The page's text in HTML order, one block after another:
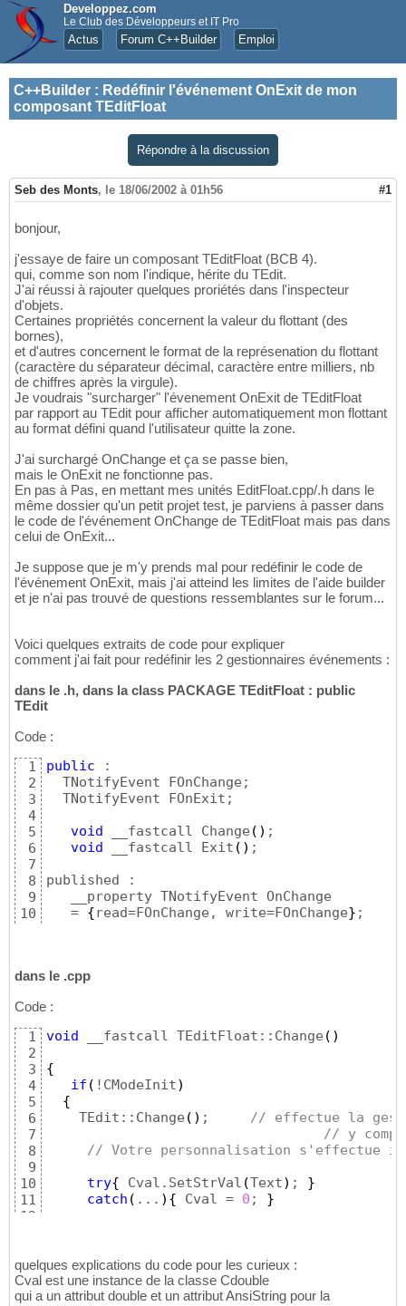
Developpez.com
Le Club des Développeurs et IT Pro
Actus Forum C++Builder Emploi
C++Builder : Redéfinir l'événement OnExit de mon
composant TEditFloat
Répondre à la discussion
Seb des Monts, le 18/06/2002 à 01h56 #1
bonjour,
j'essaye de faire un composant TEditFloat (BCB 4).
qui, comme son nom l'indique, hérite du TEdit.
J'ai réussi à rajouter quelques proriétés dans l'inspecteur
d'objets.
Certaines propriétés concernent la valeur du flottant (des
bornes),
et d'autres concernent le format de la représenation du flottant
(caractère du séparateur décimal, caractère entre milliers, nb
de chiffres après la virgule).
Je voudrais "surcharger" l'évenement OnExit de TEditFloat
par rapport au TEdit pour afficher automatiquement mon flottant
au format défini quand l'utilisateur quitte la zone.
J'ai surchargé OnChange et ça se passe bien,
mais le OnExit ne fonctionne pas.
En pas à Pas, en mettant mes unités EditFloat.cpp/.h dans le
même dossier qu'un petit projet test, je parviens à passer dans
le code de l'événement OnChange de TEditFloat mais pas dans
celui de OnExit...
Je suppose que je m'y prends mal pour redéfinir le code de
l'événement OnExit, mais j'ai atteind les limites de l'aide builder
et je n'ai pas trouvé de questions ressemblantes sur le forum...
Voici quelques extraits de code pour expliquer
comment j'ai fait pour redéfinir les 2 gestionnaires événements :
dans le .h, dans la class PACKAGE TEditFloat : public
TEdit
Code :
1
2
3
4
5
6
7
8
9
10
public :
  TNotifyEvent FOnChange;
  TNotifyEvent FOnExit;
void
__fastcall Change ( ) ;
void
__fastcall Exit ( ) ;
published :
   __property TNotifyEvent OnChange
   =
{read=FOnChange, write=FOnChange} ;
dans le .cpp
Code :
1
2
3
4
5
6
7
8
9
10
11
12
15
16
17
void __fastcall TEditFloat::Change ( )
{
if ( !CModeInit)
{
    TEdit::Change
( ) ; // effectue la
// y
// Votre personnalisation s'effectue
try{ Cval.SetStrVal (Text) ; }
catch ( ... ) { Cval = 0 ; }
}
//------------------------------------
void __fastcall TEditFloat::Exit()
quelques explications du code pour les curieux :
Cval est une instance de la classe Cdouble
qui a un attribut double et un attribut AnsiString pour la